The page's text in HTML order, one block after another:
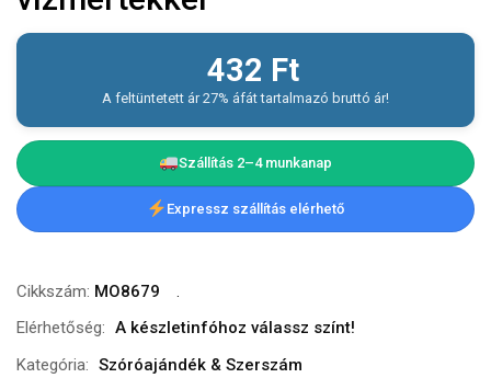
432 Ft
A feltüntetett ár 27% áfát tartalmazó bruttó ár!
Szállítás 2–4 munkanap
Expressz szállítás elérhető
Cikkszám: MO8679
Elérhetőség: A készletinfóhoz válassz színt!
Kategória: Szóróajándék & Szerszám